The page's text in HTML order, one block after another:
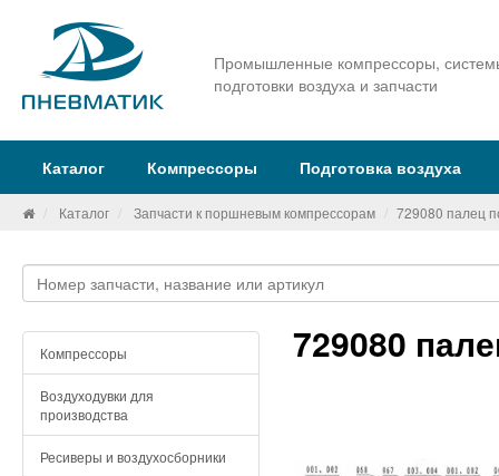
Промышленные компрессоры,
подготовки воздуха и запчасти
Каталог Компрессоры Подготовка воздуха
Каталог Запчасти к поршневым компрессорам 729080 палец
Компрессоры
Воздуходувки для
производства
Ресиверы и воздухосборники
729080